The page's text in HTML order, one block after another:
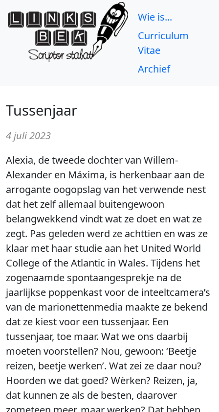
Wie is...
Curriculum
Vitae
Archief
Tussenjaar
4 juli 2023
Alexia, de tweede dochter van Willem-
Alexander en Máxima, is herkenbaar aan de
arrogante oogopslag van het verwende nest
dat het zelf allemaal buitengewoon
belangwekkend vindt wat ze doet en wat ze
zegt. Pas geleden werd ze achttien en was ze
klaar met haar studie aan het United World
College of the Atlantic in Wales. Tijdens het
zogenaamde spontaangesprekje na de
jaarlijkse poppenkast voor de inteeltcamera’s
van de marionettenmedia maakte ze bekend
dat ze kiest voor een tussenjaar. Een
tussenjaar, toe maar. Wat we ons daarbij
moeten voorstellen? Nou, gewoon: ‘Beetje
reizen, beetje werken’. Wat zei ze daar nou?
Hoorden we dat goed? Wèrken? Reizen, ja,
dat kunnen ze als de besten, daarover